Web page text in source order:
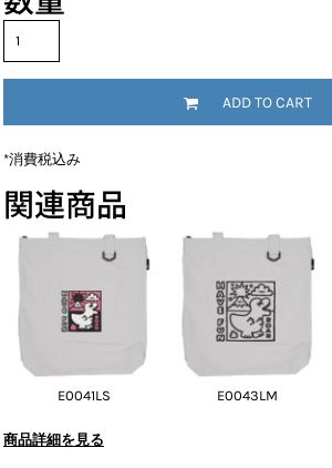
ADD TO CART
*消費税込み
関連商品
E0041LS E0043LM
商品詳細を見る